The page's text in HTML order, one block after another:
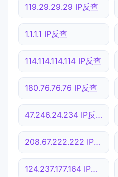
119.29.29.29 IP反查
1.1.1.1 IP反查
114.114.114.114 IP反查
180.76.76.76 IP反查
47.246.24.234 IP反查
208.67.222.222 IP反查
124.237.177.164 IP反查